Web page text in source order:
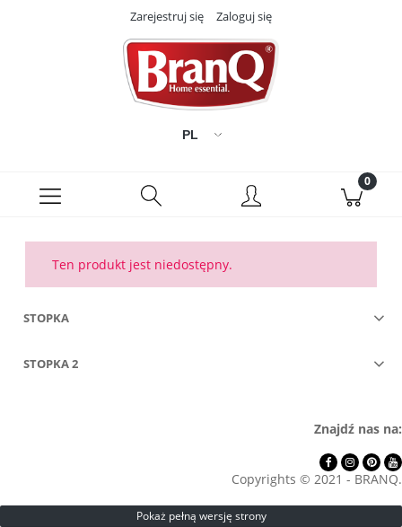
Zarejestruj się Zaloguj się
Ten produkt jest niedostępny.
STOPKA
STOPKA 2
Znajdź nas na:
Copyrights © 2021 - BRANQ.
Pokaż pełną wersję strony